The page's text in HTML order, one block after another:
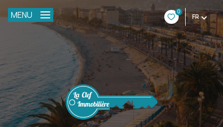
0
FR
MENU